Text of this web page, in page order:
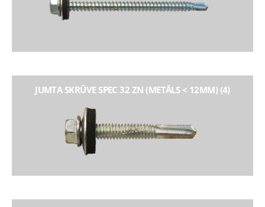
JUMTA SKRŪVE SPEC 32 ZN (METĀLS < 12MM) (4)